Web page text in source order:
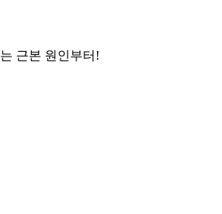
근본 원인부터!